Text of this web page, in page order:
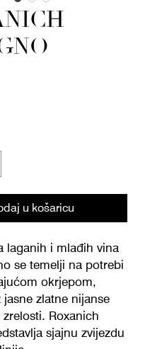
u košaricu
laganih i mlađih vina
se temelji na potrebi
okrjepom,
zlatne nijanse
Roxanich
sjajnu zvijezdu